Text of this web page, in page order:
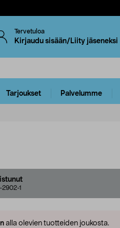
Tervetuloa
Kirjaudu sisään/Liity jäseneksi
Tarjoukset Palvelumme
1
alla olevien tuotteiden joukosta.